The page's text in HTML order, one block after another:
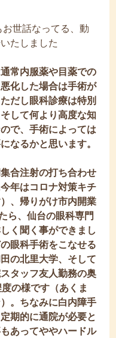
世話なってる、動
たしました
常内服薬や目薬での
化した場合は手術が
ただし眼科診療は特別
して何より高度な知
で、手術によっては
なるかと思います。
合注射の打ち合わせ
年はコロナ対策キチ
、帰りがけ市内開業
ら、仙台の眼科専門
く聞く事ができまし
眼科手術をこなせる
の北里大学、そして
タッフ友人勤務の奥
の様です（あくま
。ちなみに白内障手
期的に通院が必要と
あってややハードル